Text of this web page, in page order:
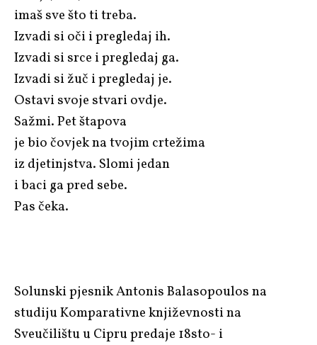
imaš sve što ti treba.
Izvadi si oči i pregledaj ih.
Izvadi si srce i pregledaj ga.
Izvadi si žuč i pregledaj je.
Ostavi svoje stvari ovdje.
Sažmi. Pet štapova
je bio čovjek na tvojim crtežima
iz djetinjstva. Slomi jedan
i baci ga pred sebe.
Pas čeka.
Solunski pjesnik Antonis Balasopoulos na
studiju Komparativne književnosti na
Sveučilištu u Cipru predaje 18sto- i